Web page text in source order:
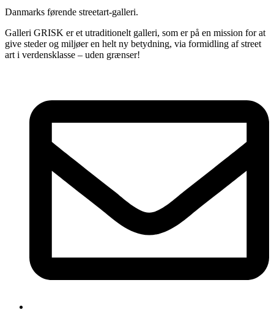
Danmarks førende streetart-galleri.
Galleri GRISK er et utraditionelt galleri, som er på en mission for at
give steder og miljøer en helt ny betydning, via formidling af street
art i verdensklasse – uden grænser!